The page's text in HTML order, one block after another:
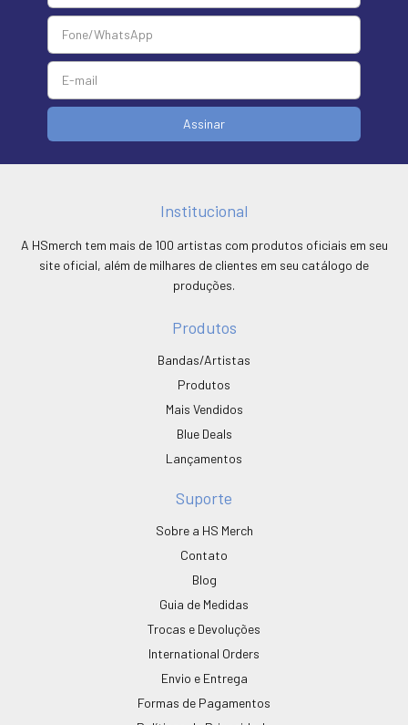
Institucional
A HSmerch tem mais de 100 artistas com produtos oficiais em seu
site oficial, além de milhares de clientes em seu catálogo de
produções.
Produtos
Bandas/Artistas
Produtos
Mais Vendidos
Blue Deals
Lançamentos
Suporte
Sobre a HS Merch
Contato
Blog
Guia de Medidas
Trocas e Devoluções
International Orders
Envio e Entrega
Formas de Pagamentos